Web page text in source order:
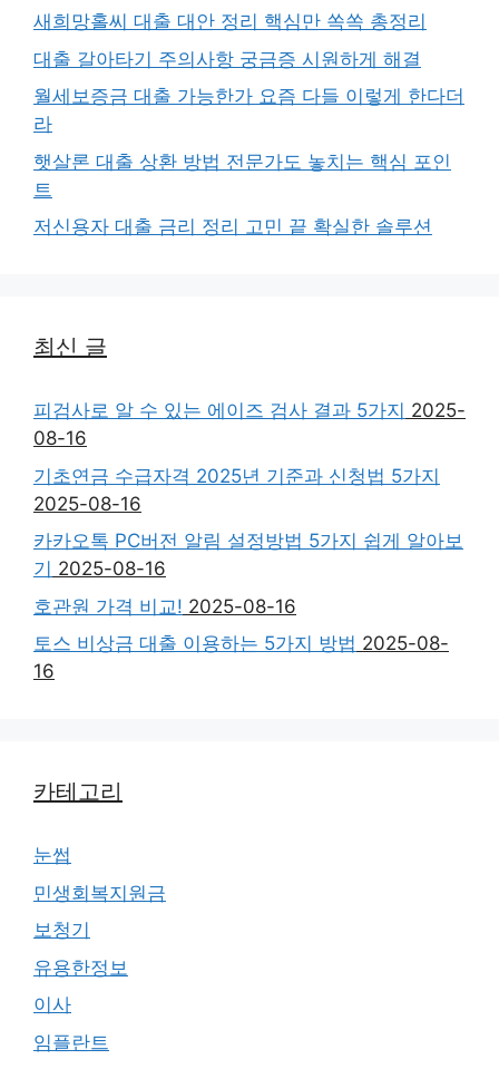
새희망홀씨 대출 대안 정리 핵심만 쏙쏙 총정리
대출 갈아타기 주의사항 궁금증 시원하게 해결
월세보증금 대출 가능한가 요즘 다들 이렇게 한다더
라
햇살론 대출 상환 방법 전문가도 놓치는 핵심 포인
트
저신용자 대출 금리 정리 고민 끝 확실한 솔루션
최신 글
피검사로 알 수 있는 에이즈 검사 결과 5가지 2025-
08-16
기초연금 수급자격 2025년 기준과 신청법 5가지
2025-08-16
카카오톡 PC버전 알림 설정방법 5가지 쉽게 알아보
기 2025-08-16
호관원 가격 비교! 2025-08-16
토스 비상금 대출 이용하는 5가지 방법 2025-08-
16
카테고리
눈썹
민생회복지원금
보청기
유용한정보
이사
임플란트